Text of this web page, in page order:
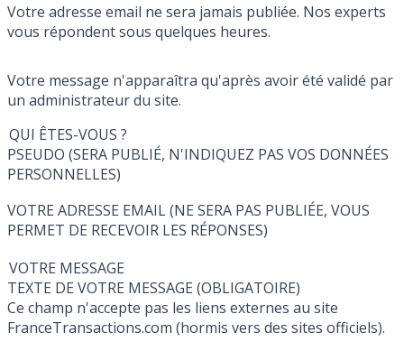
Votre adresse email ne sera jamais publiée. Nos experts
vous répondent sous quelques heures.
Votre message n'apparaîtra qu'après avoir été validé par
un administrateur du site.
QUI ÊTES-VOUS ?
PSEUDO (SERA PUBLIÉ, N'INDIQUEZ PAS VOS DONNÉES
PERSONNELLES)
VOTRE ADRESSE EMAIL (NE SERA PAS PUBLIÉE, VOUS
PERMET DE RECEVOIR LES RÉPONSES)
VOTRE MESSAGE
TEXTE DE VOTRE MESSAGE (OBLIGATOIRE)
Ce champ n'accepte pas les liens externes au site
FranceTransactions.com (hormis vers des sites officiels).